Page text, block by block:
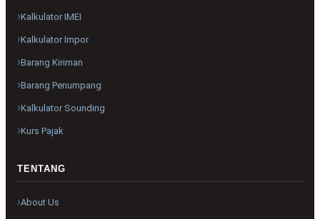
Kalkulator IMEI
Kalkulator Impor
Barang Kiriman
Barang Penumpang
Kalkulator Sounding
Kurs Pajak
TENTANG
About Us